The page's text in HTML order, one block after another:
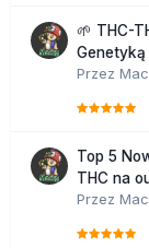
🌱 THC-
Genetyką
Przez
Top 5
THC na
Przez